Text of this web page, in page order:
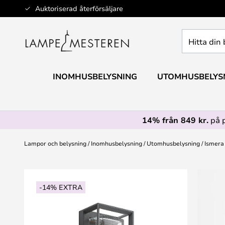
Auktoriserad återförsäljare
Hoppa
till
din
INOMHUSBELYSNING
14% från 849 kr. på
Lampor och belysning Inomhusbelysning Utomhusbelysning
-14% EXTRA